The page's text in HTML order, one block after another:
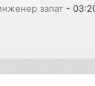
запат -